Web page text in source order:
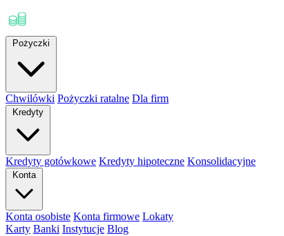
Pożyczki
Chwilówki Pożyczki ratalne Dla firm
Kredyty
Kredyty gotówkowe Kredyty hipoteczne Konsolidacyjne
Konta
Konta osobiste Konta firmowe Lokaty
Karty Banki Instytucje Blog